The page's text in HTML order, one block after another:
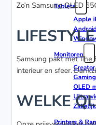
Tablets
Apple
Monitoren
OLED
Printers &
Zo’n Samsung QLED
Samsung pakt met
interieur en sfeer.
WELKE